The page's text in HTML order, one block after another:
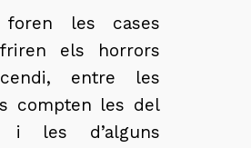
foren les cases
els horrors
entre les
compten les del
i les d’alguns